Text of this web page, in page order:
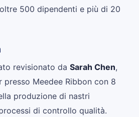
500 dipendenti e più di 20
revisionato da Sarah Chen,
presso Meedee Ribbon con 8
produzione di nastri
di controllo qualità.